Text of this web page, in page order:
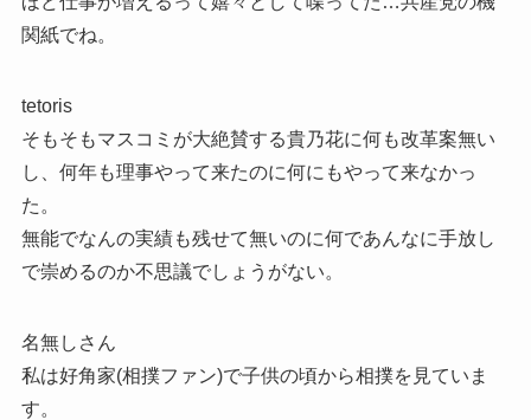
関紙でね。
tetoris
そもそもマスコミが大絶賛する貴乃花に何も改革案無い
し、何年も理事やって来たのに何にもやって来なかっ
た。
無能でなんの実績も残せて無いのに何であんなに手放し
で崇めるのか不思議でしょうがない。
名無しさん
私は好角家(相撲ファン)で子供の頃から相撲を見ていま
す。